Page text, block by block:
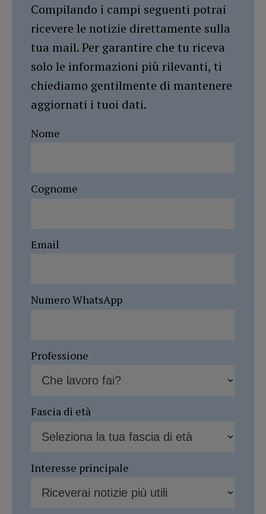
Compilando i campi seguenti potrai
ricevere le notizie direttamente sulla
tua mail. Per garantire che tu riceva
solo le informazioni più rilevanti, ti
chiediamo gentilmente di mantenere
aggiornati i tuoi dati.
Nome
Cognome
Email
Numero WhatsApp
Professione
Fascia di età
Interesse principale